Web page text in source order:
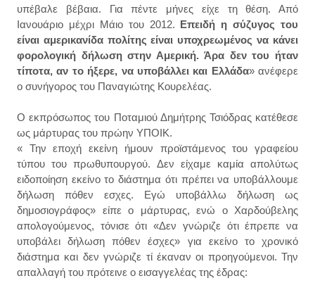
υπέβαλε βέβαια. Για πέντε μήνες είχε τη θέση. Από
Ιανουάριο μέχρι Μάιο του 2012. Επειδή η σύζυγος του
είναι αμερικανίδα πολίτης είναι υποχρεωμένος να κάνει
φορολογική δήλωση στην Αμερική. Άρα δεν του ήταν
τίποτα, αν το ήξερε, να υποβάλλει και Ελλάδα» ανέφερε
ο συνήγορος του Παναγιώτης Κουρελέας.
Ο εκπρόσωπος του Ποταμιού Δημήτρης Τσιόδρας κατέθεσε
ως μάρτυρας του πρώην ΥΠΟΙΚ.
« Την εποχή εκείνη ήμουν προϊστάμενος του γραφείου
τύπου του πρωθυπουργού. Δεν είχαμε καμία απολύτως
ειδοποίηση εκείνο το διάστημα ότι πρέπει να υποβάλλουμε
δήλωση πόθεν εσχες. Εγώ υποβάλλω δήλωση ως
δημοσιογράφος» είπε ο μάρτυρας, ενώ ο Χαρδούβελης
απολογούμενος, τόνισε ότι «Δεν γνώριζε ότι έπρεπε να
υποβάλει δήλωση πόθεν έσχες» για εκείνο το χρονικό
διάστημα και δεν γνώριζε τί έκαναν οι προηγούμενοι. Την
απαλλαγή του πρότεινε ο εισαγγελέας της έδρας: